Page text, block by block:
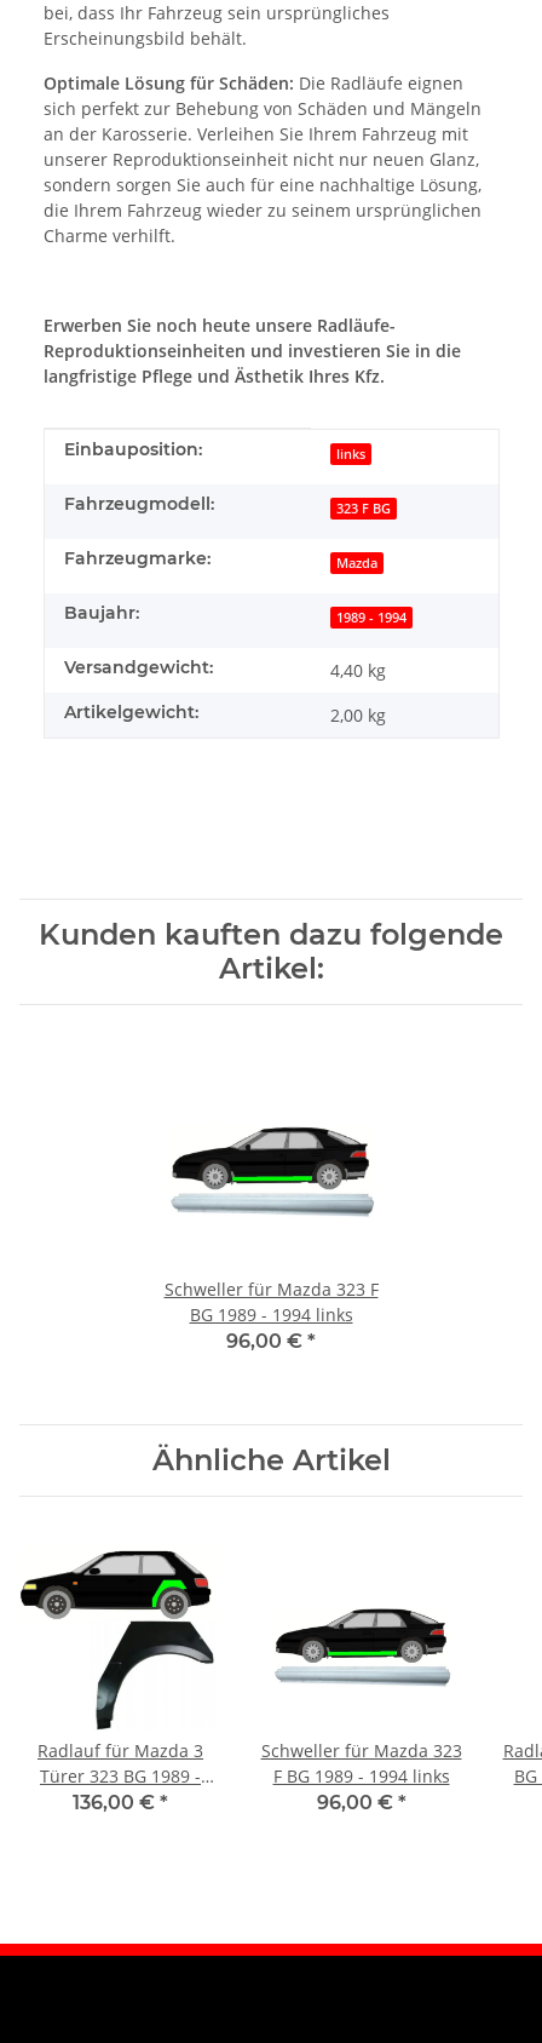
bei, dass Ihr Fahrzeug sein ursprüngliches
Erscheinungsbild behält.
Optimale Lösung für Schäden: Die Radläufe eignen
sich perfekt zur Behebung von Schäden und Mängeln
an der Karosserie. Verleihen Sie Ihrem Fahrzeug mit
unserer Reproduktionseinheit nicht nur neuen Glanz,
sondern sorgen Sie auch für eine nachhaltige Lösung,
die Ihrem Fahrzeug wieder zu seinem ursprünglichen
Charme verhilft.
Erwerben Sie noch heute unsere Radläufe-
Reproduktionseinheiten und investieren Sie in die
langfristige Pflege und Ästhetik Ihres Kfz.
Produkteigenschaft
Wert
Einbauposition: links
Fahrzeugmodell: 323 F BG
Fahrzeugmarke: Mazda
Baujahr: 1989 - 1994
Versandgewicht: 4,40 kg
Artikelgewicht: 2,00 kg
Kunden kauften dazu folgende
Artikel:
Schweller für Mazda 323 F
BG 1989 - 1994 links
96,00 € *
Ähnliche Artikel
Radlauf für Mazda 3
Türer 323 BG 1989 -
1994 links
136,00 € *
Schweller für Mazda 323
F BG 1989 - 1994 links
96,00 € *